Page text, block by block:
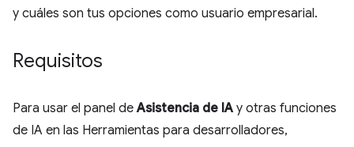
y cuáles son tus opciones como usuario empresarial.
Requisitos
Para usar el panel deAsistencia de IA y otras funciones
de IA en las Herramientas para desarrolladores,